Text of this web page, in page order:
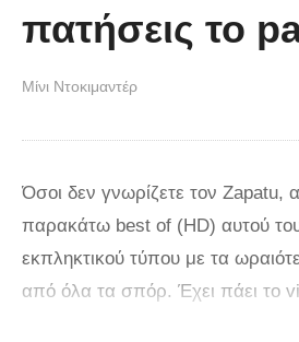
πατήσεις το
Μίνι Ντοκιμαντέρ
Όσοι δεν γνωρίζετε τον Zapatu,
παρακάτω best of (HD) αυτού
εκπληκτικού τύπου με τα
από όλα τα σπόρ. Έχει πάει το